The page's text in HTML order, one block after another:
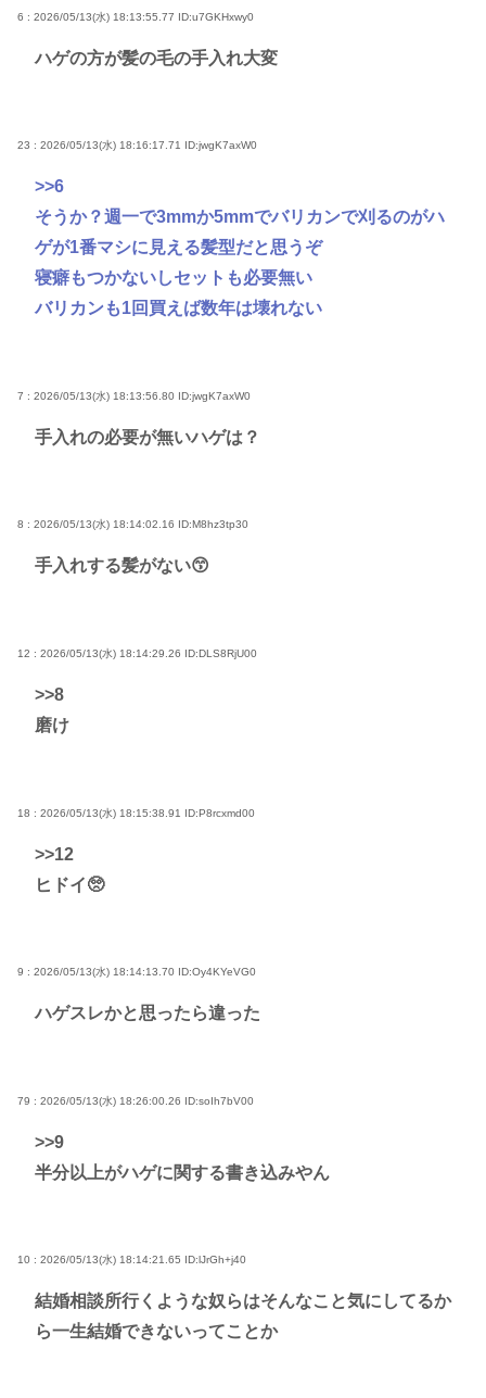
6 : 2026/05/13(水) 18:13:55.77 ID:u7GKHxwy0
ハゲの方が髪の毛の手入れ大変
23 : 2026/05/13(水) 18:16:17.71 ID:jwgK7axW0
>>6
そうか？週一で3mmか5mmでバリカンで刈るのがハ
ゲが1番マシに見える髪型だと思うぞ
寝癖もつかないしセットも必要無い
バリカンも1回買えば数年は壊れない
7 : 2026/05/13(水) 18:13:56.80 ID:jwgK7axW0
手入れの必要が無いハゲは？
8 : 2026/05/13(水) 18:14:02.16 ID:M8hz3tp30
手入れする髪がない😙
12 : 2026/05/13(水) 18:14:29.26 ID:DLS8RjU00
>>8
磨け
18 : 2026/05/13(水) 18:15:38.91 ID:P8rcxmd00
>>12
ヒドイ🥺
9 : 2026/05/13(水) 18:14:13.70 ID:Oy4KYeVG0
ハゲスレかと思ったら違った
79 : 2026/05/13(水) 18:26:00.26 ID:soIh7bV00
>>9
半分以上がハゲに関する書き込みやん
10 : 2026/05/13(水) 18:14:21.65 ID:lJrGh+j40
結婚相談所行くような奴らはそんなこと気にしてるか
ら一生結婚できないってことか